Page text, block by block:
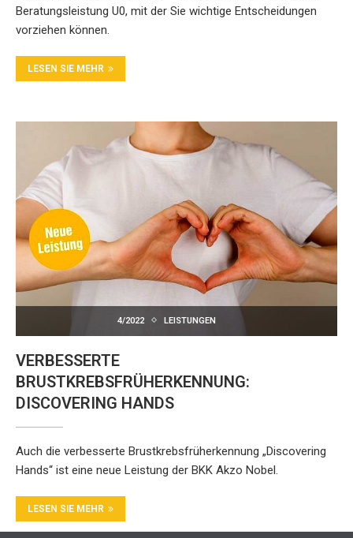
Beratungsleistung U0, mit der Sie wichtige Entscheidungen
vorziehen können.
LESEN SIE MEHR
4/2022 LEISTUNGEN
VERBESSERTE
BRUSTKREBSFRÜHERKENNUNG:
DISCOVERING HANDS
Auch die verbesserte Brustkrebsfrüherkennung „Discovering
Hands“ ist eine neue Leistung der BKK Akzo Nobel.
LESEN SIE MEHR